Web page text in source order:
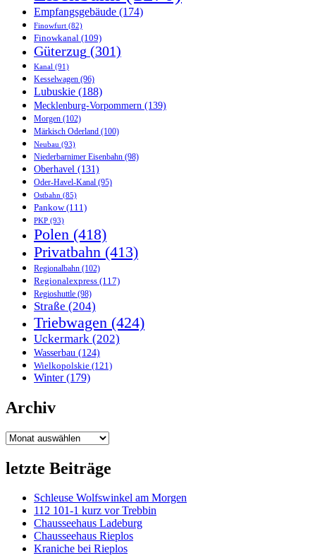
Empfangsgebäude (174)
Finowfurt (82)
Finowkanal (109)
Güterzug (301)
Kanal (91)
Kesselwagen (96)
Lubuskie (188)
Mecklenburg-Vorpommern (139)
Morgen (102)
Märkisch Oderland (100)
Neubau (93)
Niederbarnimer Eisenbahn (98)
Oberhavel (131)
Oder-Havel-Kanal (95)
Ostbahn (85)
Pankow(111)
PKP (93)
Polen (418)
Privatbahn (413)
Regionalbahn (102)
Regionalexpress (117)
Regioshuttle (98)
Straße (204)
Triebwagen (424)
Uckermark (202)
Wasserbau (124)
Wielkopolskie (121)
Winter(179)
Archiv
Archiv
letzte Beiträge
Schleuse Wolfswinkel am Morgen
112 101-1 kurz vor Trebbin
Chausseehaus Ladeburg
Chausseehaus Rieplos
Kraniche bei Rieplos